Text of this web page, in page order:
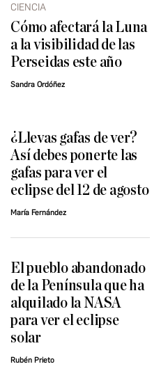
CIENCIA
Cómo afectará la Luna
a la visibilidad de las
Perseidas este año
Sandra Ordóñez
¿Llevas gafas de ver?
Así debes ponerte las
gafas para ver el
eclipse del 12 de agosto
María Fernández
El pueblo abandonado
de la Península que ha
alquilado la NASA
para ver el eclipse
solar
Rubén Prieto